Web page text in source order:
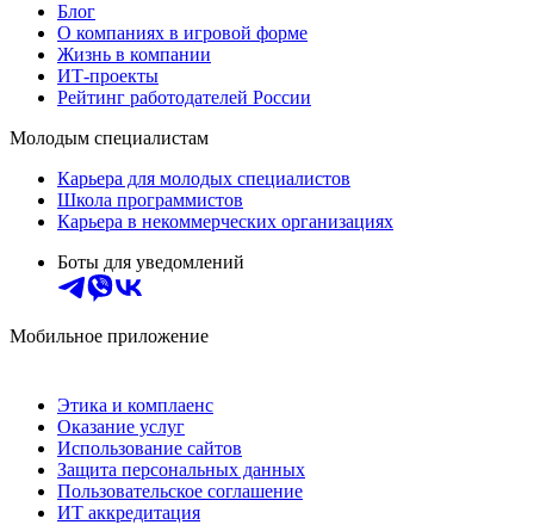
Блог
О компаниях в игровой форме
Жизнь в компании
ИТ-проекты
Рейтинг работодателей России
Молодым специалистам
Карьера для молодых специалистов
Школа программистов
Карьера в некоммерческих организациях
Боты для уведомлений
Мобильное приложение
Этика и комплаенс
Оказание услуг
Использование сайтов
Защита персональных данных
Пользовательское соглашение
ИТ аккредитация